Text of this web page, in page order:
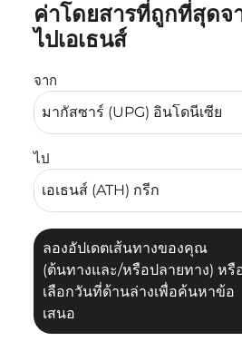
ค่าโดยสารที่ถูกที่สุดจ
ไปเอเธนส์
จาก
ไป
ลองอัปเดตเส้นทางของคุณ
(ต้นทางและ/หรือปลายทาง) หรื
เลือกวันที่ด้านล่างเพื่อค้นหาข้อ
เสนอ
ลองอัปเดตเส้นทางของคุณ (ต้น